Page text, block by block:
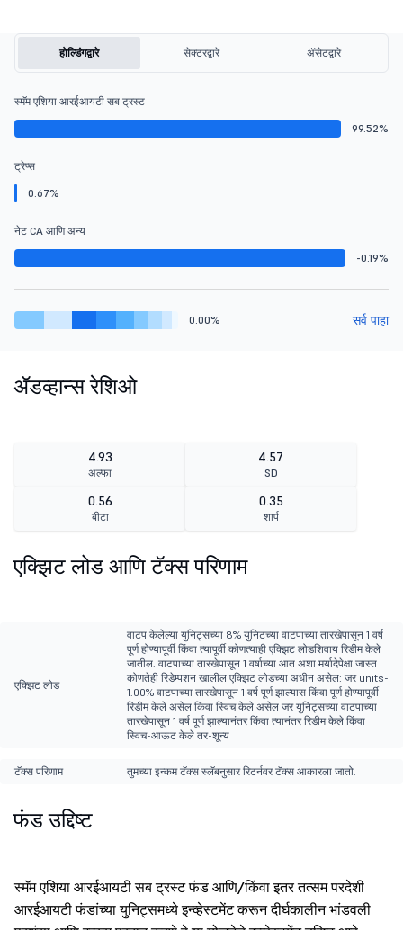
होल्डिंगद्वारे सेक्टरद्वारे ॲसेटद्वारे
स्मॅम एशिया आरईआयटी सब ट्रस्ट
99.52%
ट्रेप्स
0.67%
नेट CA आणि अन्य
-0.19%
0.00% सर्व पाहा
ॲडव्हान्स रेशिओ
4.93
अल्फा
4.57
SD
0.56
बीटा
0.35
शार्प
एक्झिट लोड आणि टॅक्स परिणाम
एक्झिट लोड
वाटप केलेल्या युनिट्सच्या 8% युनिटच्या वाटपाच्या तारखेपासून 1 वर्ष
पूर्ण होण्यापूर्वी किंवा त्यापूर्वी कोणत्याही एक्झिट लोडशिवाय रिडीम केले
जातील. वाटपाच्या तारखेपासून 1 वर्षाच्या आत अशा मर्यादेपेक्षा जास्त
कोणतेही रिडेम्पशन खालील एक्झिट लोडच्या अधीन असेल: जर units-
1.00% वाटपाच्या तारखेपासून 1 वर्ष पूर्ण झाल्यास किंवा पूर्ण होण्यापूर्वी
रिडीम केले असेल किंवा स्विच केले असेल जर युनिट्सच्या वाटपाच्या
तारखेपासून 1 वर्ष पूर्ण झाल्यानंतर किंवा त्यानंतर रिडीम केले किंवा
स्विच-आऊट केले तर-शून्य
टॅक्स परिणाम तुमच्या इन्कम टॅक्स स्लॅबनुसार रिटर्नवर टॅक्स आकारला जातो.
फंड उद्दिष्ट
स्मॅम एशिया आरईआयटी सब ट्रस्ट फंड आणि/किंवा इतर तत्सम परदेशी
आरईआयटी फंडांच्या युनिट्समध्ये इन्व्हेस्टमेंट करून दीर्घकालीन भांडवली